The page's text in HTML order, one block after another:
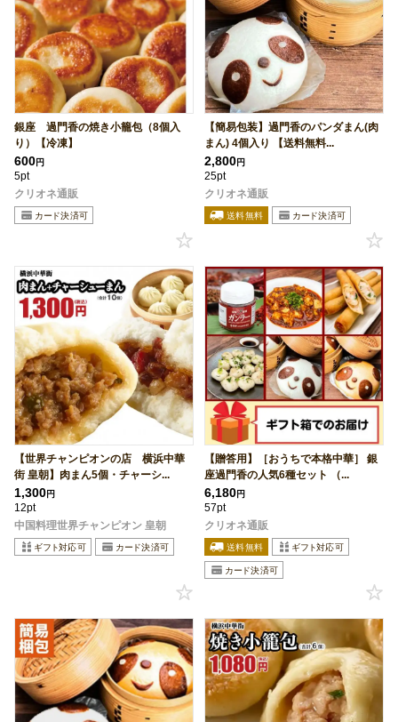
銀座 過門香の焼き小籠包（8個入
り）【冷凍】
600円
5pt
クリオネ通販
【簡易包装】過門香のパンダまん(肉
まん) 4個入り 【送料無料...
2,800円
25pt
クリオネ通販
【世界チャンピオンの店 横浜中華
街 皇朝】肉まん5個・チャーシ...
1,300円
12pt
中国料理世界チャンピオン 皇朝
【贈答用】［おうちで本格中華］ 銀
座過門香の人気6種セット （...
6,180円
57pt
クリオネ通販